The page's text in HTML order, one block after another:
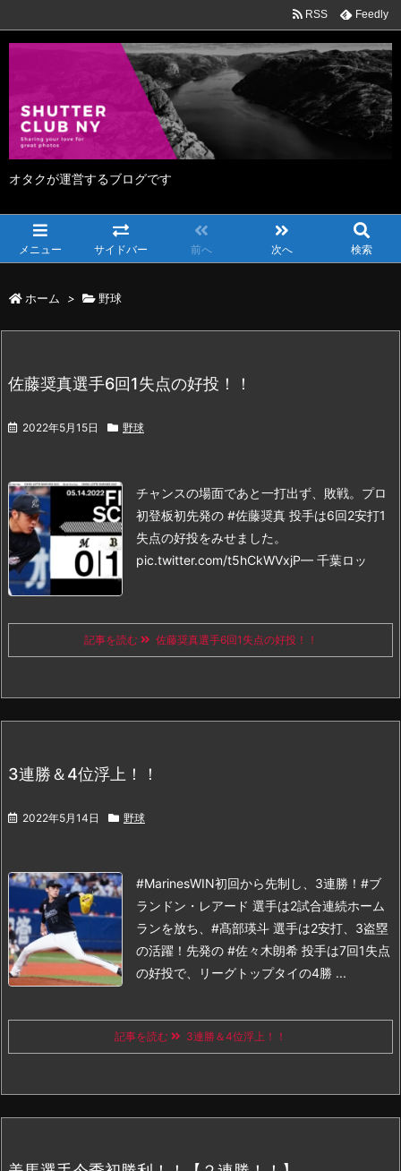
オタクが運営するブログです
メニュー サイドバー 前へ 次へ 検索
RSS Feedly
ホーム > 野球
佐藤奨真選手6回1失点の好投！！
2022年5月15日 野球
チャンスの場面であと一打出ず、敗戦。 プロ
初登板初先発の #佐藤奨真 投手は6回2安打1
失点の好投をみせました。
pic.twitter.com/t5hCkWVxjP— 千葉ロッ
記事を読む 佐藤奨真選手6回1失点の好投！！
3連勝＆4位浮上！！
2022年5月14日 野球
#MarinesWIN初回から先制し、3連勝！#ブ
ランドン・レアード 選手は2試合連続ホーム
ランを放ち、#髙部瑛斗 選手は2安打、3盗塁
の活躍！ 先発の #佐々木朗希 投手は7回1失点
の好投で、リーグトップタイの4勝 ...
記事を読む 3連勝＆4位浮上！！